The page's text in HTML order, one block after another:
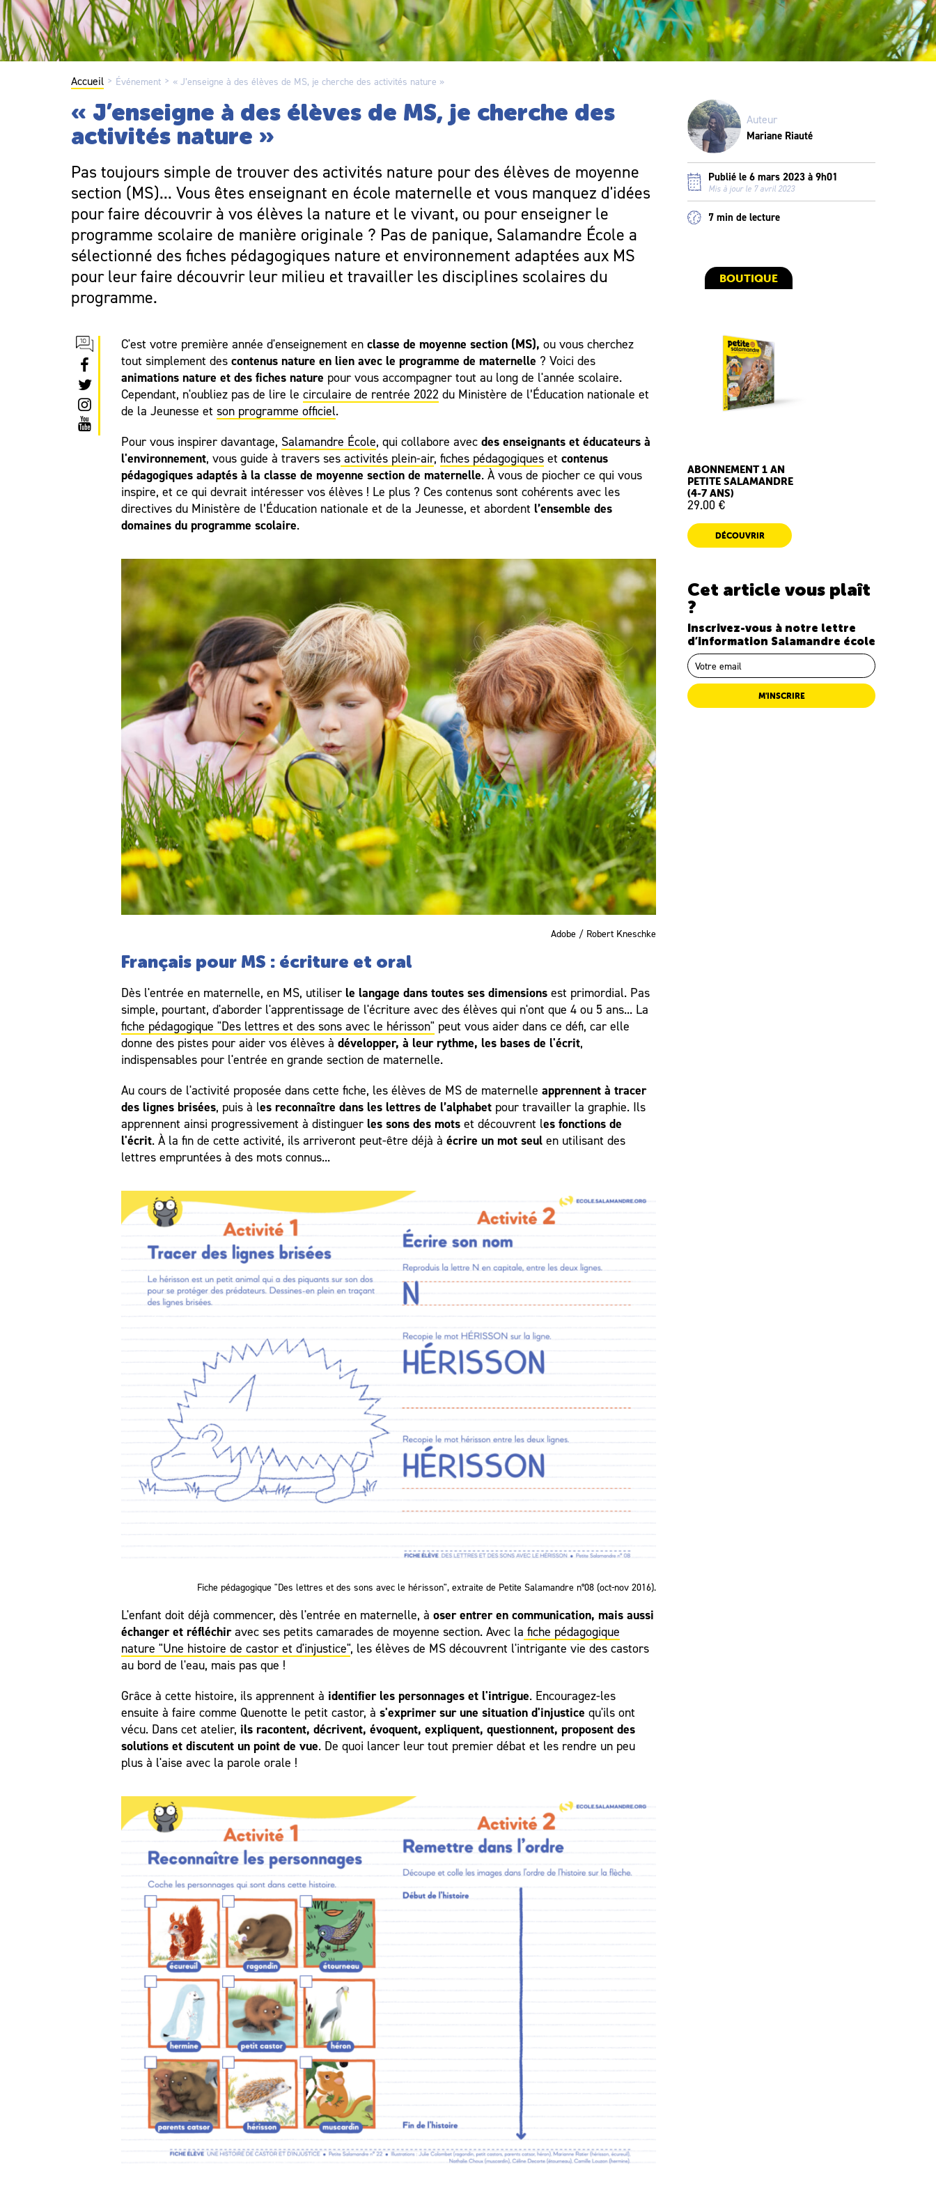
Accueil > Événement > « J’enseigne à des élèves de MS, je cherche des activités nature »
« J’enseigne à des élèves de MS, je cherche des
activités nature »
Pas toujours simple de trouver des activités nature pour des élèves de moyenne
section (MS)... Vous êtes enseignant en école maternelle et vous manquez d'idées
pour faire découvrir à vos élèves la nature et le vivant, ou pour enseigner le
programme scolaire de manière originale ? Pas de panique, Salamandre École a
sélectionné des fiches pédagogiques nature et environnement adaptées aux MS
pour leur faire découvrir leur milieu et travailler les disciplines scolaires du
programme.
C'est votre première année d'enseignement enclasse de moyenne section (MS), ou vous cherchez
tout simplement descontenus nature en lien avec le programme de maternelle ? Voici des
animations nature et des fiches nature pour vous accompagner tout au long de l'année scolaire.
Cependant, n'oubliez pas de lire lecirculaire de rentrée 2022 du Ministère de l’Éducation nationale et
de la Jeunesse etson programme officiel.
Pour vous inspirer davantage, Salamandre École, qui collabore avecdes enseignants et éducateurs à
l'environnement, vous guide à travers ses activités plein-air,fiches pédagogiques etcontenus
pédagogiques adaptés à la classe de moyenne section de maternelle. À vous de piocher ce qui vous
inspire, et ce qui devrait intéresser vos élèves ! Le plus ? Ces contenus sont cohérents avec les
directives du Ministère de l’Éducation nationale et de la Jeunesse, et abordent l’ensemble des
domaines du programme scolaire.
Adobe / Robert Kneschke
Français pour MS : écriture et oral
Dès l'entrée en maternelle, en MS, utiliser le langage dans toutes ses dimensions est primordial. Pas
simple, pourtant, d'aborder l'apprentissage de l'écriture avec des élèves qui n'ont que 4 ou 5 ans... La
fiche pédagogique "Des lettres et des sons avec le hérisson" peut vous aider dans ce défi, car elle
donne des pistes pour aider vos élèves àdévelopper, à leur rythme, les bases de l'écrit,
indispensables pour l'entrée en grande section de maternelle.
Au cours de l'activité proposée dans cette fiche, les élèves de MS de maternelleapprennent à tracer
des lignes brisées, puis à les reconnaître dans les lettres de l’alphabet pour travailler la graphie. Ils
apprennent ainsi progressivement à distinguer les sons des motset découvrent les fonctions de
l'écrit. À la fin de cette activité, ils arriveront peut-être déjà àécrire un mot seul en utilisant des
lettres empruntées à des mots connus...
Fiche pédagogique "Des lettres et des sons avec le hérisson", extraite de Petite Salamandre n°08 (oct-nov 2016).
L'enfant doit déjà commencer, dès l'entrée en maternelle, àoser entrer en communication, mais aussi
échanger et réfléchiravec ses petits camarades de moyenne section. Avec la fiche pédagogique
nature "Une histoire de castor et d'injustice", les élèves de MS découvrent l'intrigante vie des castors
au bord de l'eau, mais pas que !
Grâce à cette histoire, ils apprennent à identifier les personnages et l'intrigue. Encouragez-les
ensuite à faire comme Quenotte le petit castor, às'exprimer sur une situation d'injustice qu'ils ont
vécu. Dans cet atelier, ils racontent, décrivent, évoquent, expliquent, questionnent, proposent des
solutions et discutent un point de vue. De quoi lancer leur tout premier débat et les rendre un peu
plus à l'aise avec la parole orale !
Auteur
Mariane Riauté
Publié le 6 mars 2023 à 9h01
Mis à jour le 7 avril 2023
7 min de lecture
BOUTIQUE
ABONNEMENT 1 AN
PETITE SALAMANDRE
(4-7 ANS)
29.00 €
DÉCOUVRIR
Cet article vous plaît
?
Inscrivez-vous à notre lettre
d’information Salamandre école
M'INSCRIRE